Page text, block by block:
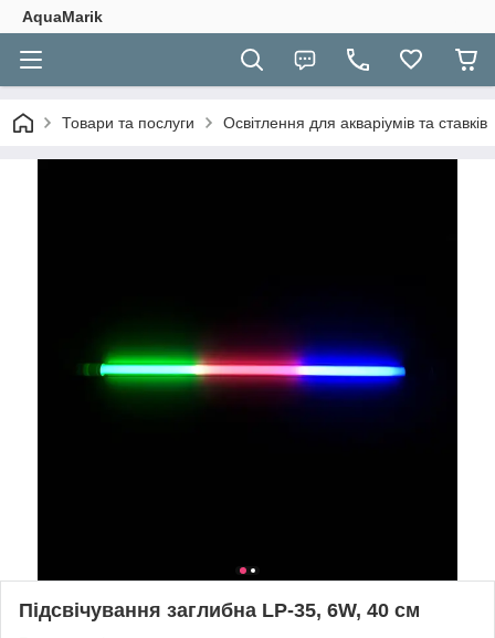
AquaMarik
Товари та послуги Освітлення для акваріумів та ставків
Підсвічування заглибна LP-35, 6W, 40 см